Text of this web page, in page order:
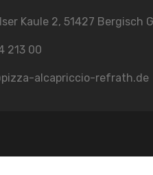
Kaule 2, 51427 Bergisch
213 00
alcapriccio-refrath.de